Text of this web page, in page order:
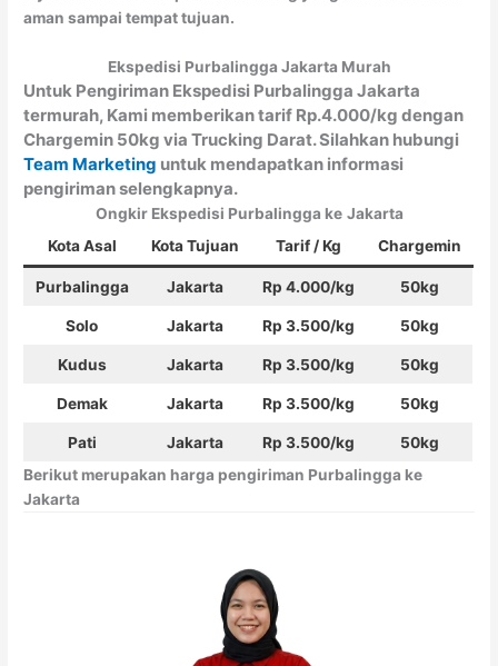
aman sampai tempat tujuan.
Ekspedisi Purbalingga Jakarta Murah
Untuk Pengiriman Ekspedisi Purbalingga Jakarta
termurah, Kami memberikan tarif Rp.4.000/kg dengan
Chargemin 50kg via Trucking Darat. Silahkan hubungi
Team Marketing untuk mendapatkan informasi
pengiriman selengkapnya.
Ongkir Ekspedisi Purbalingga ke Jakarta
Kota Asal
Kota Tujuan Tarif / Kg Chargemin
Purbalingga Jakarta Rp 4.000/kg 50kg
Solo Jakarta Rp 3.500/kg 50kg
Kudus Jakarta Rp 3.500/kg 50kg
Demak Jakarta Rp 3.500/kg 50kg
Pati Jakarta Rp 3.500/kg
50kg
Berikut merupakan harga pengiriman Purbalingga ke
Jakarta